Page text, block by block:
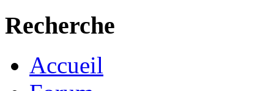
Recherche
Accueil